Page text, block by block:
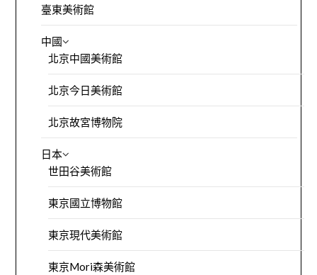
臺東美術館
中國
北京中國美術館
北京今日美術館
北京故宮博物院
日本
世田谷美術館
東京國立博物館
東京現代美術館
東京Mori森美術館